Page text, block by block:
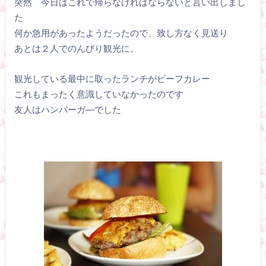
た
何か急用があったようだったので、致し方なく見送り
あとは２人でのんびり観光に。
観光している最中に取ったランチがビーフカレー
これもまったく意識していなかったのです
友人はハンバーガ―でした